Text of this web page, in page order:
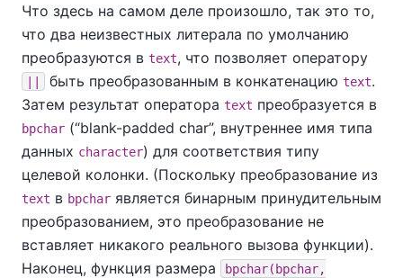
Что здесь на самом деле произошло, так это то,
что два неизвестных литерала по умолчанию
преобразуются в text, что позволяет оператору
|| быть преобразованным в конкатенацию text.
Затем результат оператора text преобразуется в
bpchar (“blank-padded char”, внутреннее имя типа
данных character) для соответствия типу
целевой колонки. (Поскольку преобразование из
text в bpchar является бинарным принудительным
преобразованием, это преобразование не
вставляет никакого реального вызова функции).
Наконец, функция размера
bpchar(bpchar,